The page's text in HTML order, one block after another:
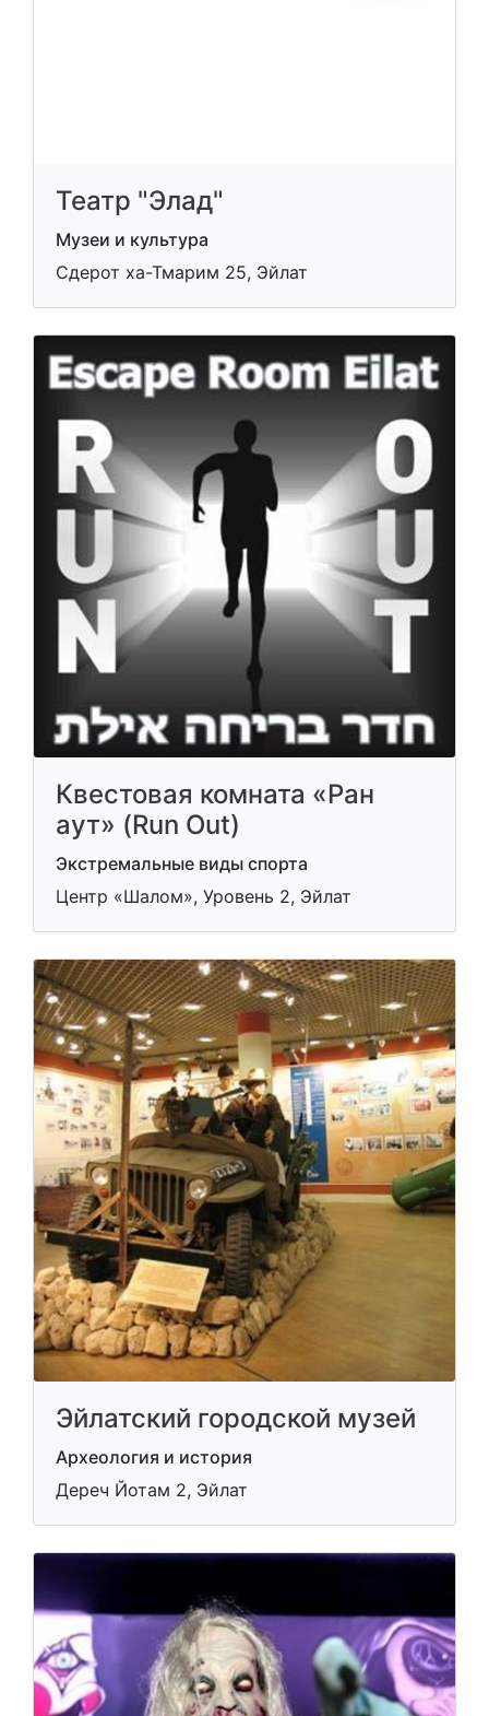
Театр "Элад"
Музеи и культура
Сдерот ха-Тмарим 25, Эйлат
Квестовая комната «Ран
аут» (Run Out)
Экстремальные виды спорта
Центр «Шалом», Уровень 2, Эйлат
Эйлатский городской музей
Археология и история
Дереч Йотам 2, Эйлат